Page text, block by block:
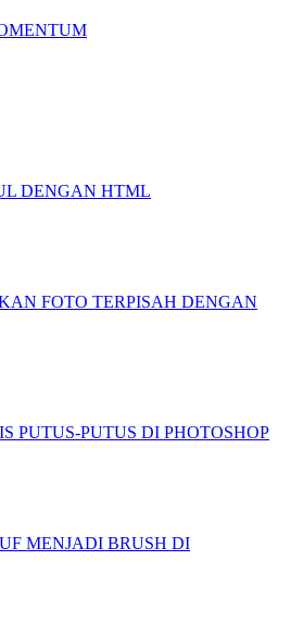
DENGAN HTML
FOTO TERPISAH DENGAN
PUTUS-PUTUS DI PHOTOSHOP
MENJADI BRUSH DI